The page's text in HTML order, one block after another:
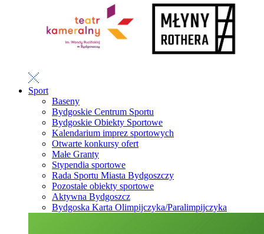
Sport
Baseny
Bydgoskie Centrum Sportu
Bydgoskie Obiekty Sportowe
Kalendarium imprez sportowych
Otwarte konkursy ofert
Małe Granty
Stypendia sportowe
Rada Sportu Miasta Bydgoszczy
Pozostałe obiekty sportowe
Aktywna Bydgoszcz
Bydgoska Karta Olimpijczyka/Paralimpijczyka